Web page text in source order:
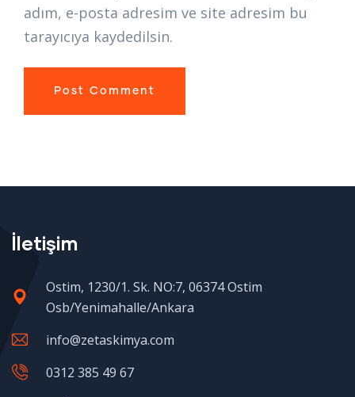
adım, e-posta adresim ve site adresim bu
tarayıcıya kaydedilsin.
İletişim
Ostim, 1230/1. Sk. NO:7, 06374 Ostim
Osb/Yenimahalle/Ankara
info@zetaskimya.com
0312 385 49 67